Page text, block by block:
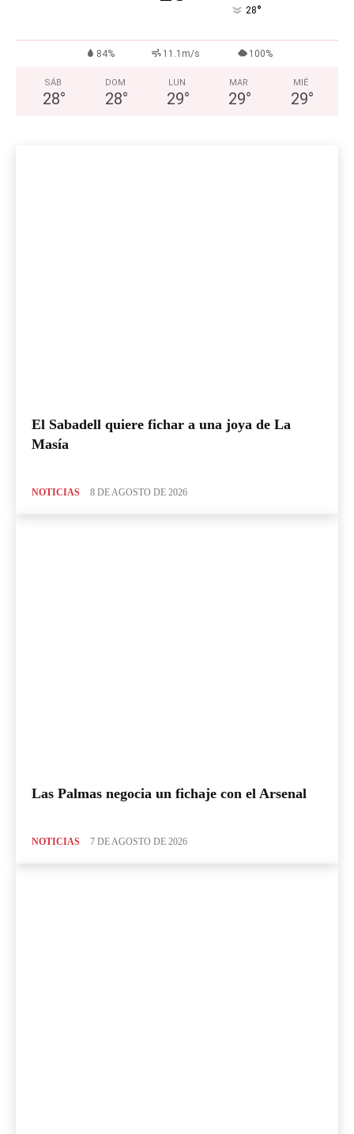
28°
84% 11.1m/s 100%
SÁB
28°
DOM
28°
LUN
29°
MAR
29°
MIÉ
29°
El Sabadell quiere fichar a una joya de La
Masía
NOTICIAS 8 DE AGOSTO DE 2026
Las Palmas negocia un fichaje con el Arsenal
NOTICIAS 7 DE AGOSTO DE 2026